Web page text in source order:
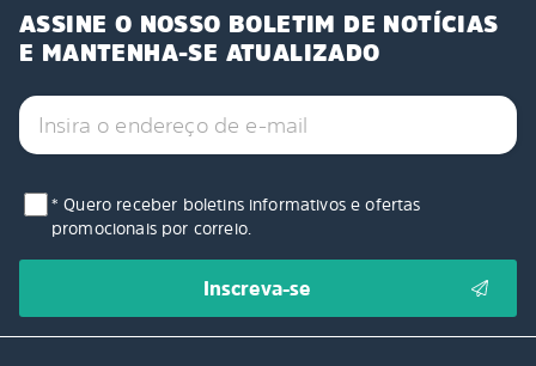
ASSINE O NOSSO BOLETIM DE NOTÍCIAS
E MANTENHA-SE ATUALIZADO
* Quero receber boletins informativos e ofertas
promocionais por correio.